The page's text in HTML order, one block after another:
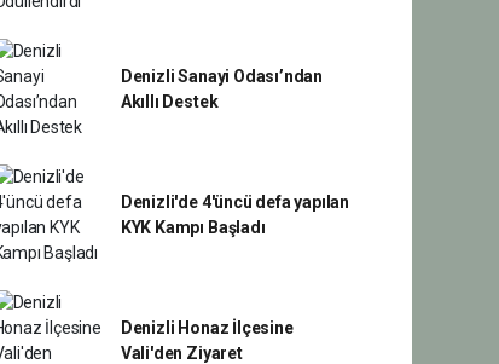
Denizli Sanayi Odası’ndan
Akıllı Destek
Denizli'de 4'üncü defa yapılan
KYK Kampı Başladı
Denizli Honaz İlçesine
Vali'den Ziyaret